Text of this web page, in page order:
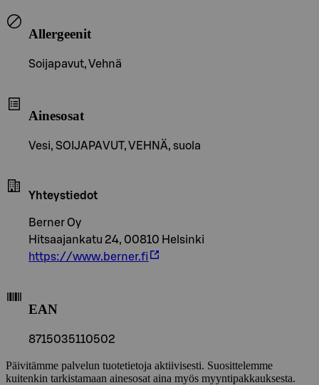
Allergeenit
Soijapavut, Vehnä
Ainesosat
Vesi, SOIJAPAVUT, VEHNÄ, suola
Yhteystiedot
Berner Oy
Hitsaajankatu 24, 00810 Helsinki
https://www.berner.fi
EAN
8715035110502
Päivitämme palvelun tuotetietoja aktiivisesti. Suosittelemme
kuitenkin tarkistamaan ainesosat aina myös myyntipakkauksesta.